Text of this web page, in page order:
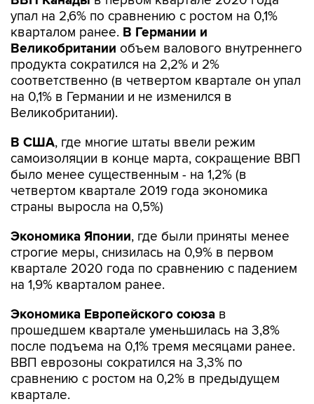
упал на 2,6% по сравнению с ростом на 0,1%
кварталом ранее. В Германии и
Великобритании объем валового внутреннего
продукта сократился на 2,2% и 2%
соответственно (в четвертом квартале он упал
на 0,1% в Германии и не изменился в
Великобритании).
В США, где многие штаты ввели режим
самоизоляции в конце марта, сокращение ВВП
было менее существенным - на 1,2% (в
четвертом квартале 2019 года экономика
страны выросла на 0,5%)
Экономика Японии, где были приняты менее
строгие меры, снизилась на 0,9% в первом
квартале 2020 года по сравнению с падением
на 1,9% кварталом ранее.
Экономика Европейского союза в
прошедшем квартале уменьшилась на 3,8%
после подъема на 0,1% тремя месяцами ранее.
ВВП еврозоны сократился на 3,3% по
сравнению с ростом на 0,2% в предыдущем
квартале.